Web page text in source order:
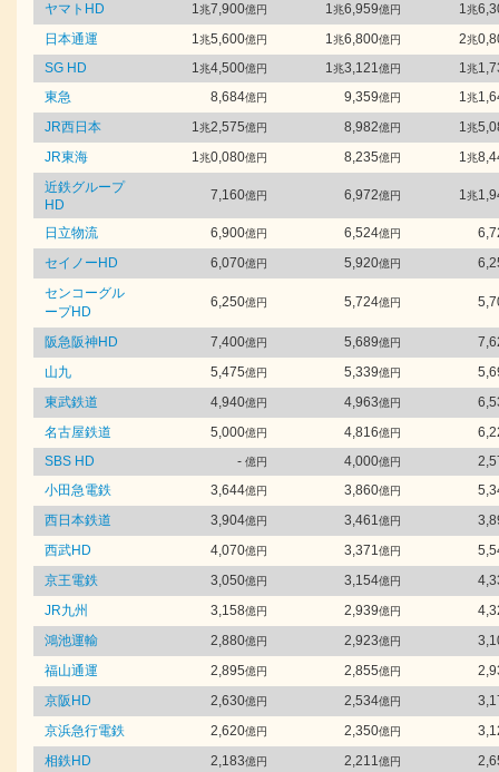
ヤマトHD
1兆7,900億円 1兆6,959億円 1兆
日本通運
1兆5,600億円 1兆6,800億円 2兆
SG HD
1兆4,500億円 1兆3,121億円 1兆
東急
8,684億円 9,359億円 1兆
JR西日本
1兆2,575億円 8,982億円 1兆
JR東海
1兆0,080億円 8,235億円 1兆
近鉄グループ
HD
7,160億円 6,972億円 1兆
日立物流 6,900億円 6,524億円
セイノーHD
6,070億円 5,920億円
センコーグル
ープHD
6,250億円 5,724億円
阪急阪神HD 7,400億円 5,689億円
山九
5,475億円 5,339億円
東武鉄道
4,940億円 4,963億円
名古屋鉄道
5,000億円 4,816億円
SBS HD
- 億円 4,000億円
小田急電鉄
3,644億円 3,860億円
西日本鉄道
3,904億円 3,461億円
西武HD
4,070億円 3,371億円
京王電鉄
3,050億円 3,154億円
JR九州
3,158億円 2,939億円
鴻池運輸
2,880億円 2,923億円
福山通運
2,895億円 2,855億円
京阪HD
2,630億円 2,534億円
京浜急行電鉄
2,620億円 2,350億円
相鉄HD
2,183億円 2,211億円